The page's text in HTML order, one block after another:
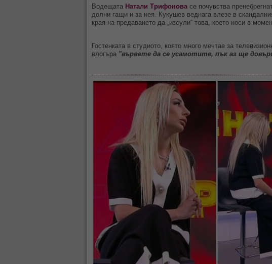
Водещата Натали Трифоновасе почувства
долни гащи и за нея. Кукушев веднага влезе в
края на предаването да „изсули“ това, което носи в
Гостенката в студиото, която много мечтае за
влогъра "вървете да се усамотите, пък аз ще